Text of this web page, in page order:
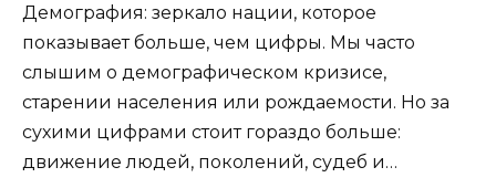
Демография: зеркало нации, которое
показывает больше, чем цифры. Мы часто
слышим о демографическом кризисе,
старении населения или рождаемости. Но за
сухими цифрами стоит гораздо больше:
движение людей, поколений, судеб и…